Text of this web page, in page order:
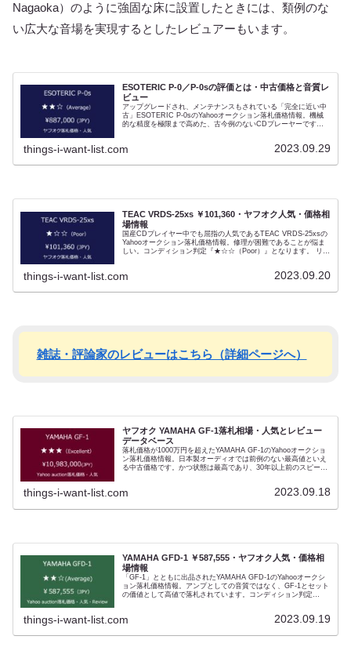
Nagaoka）のように強固な床に設置したときには、類例のな
い広大な音場を実現するとしたレビュアーもいます。
ESOTERIC P-0／P-0sの評価とは・中古価格と音質レ
ビュー
アップグレードされ、メンテナンスもされている「完全に近い中
古」ESOTERIC P-0sのYahooオークション落札価格情報。機械
的な精度を極限まで高めた、古今例のないCDプレーヤーです。
少ない（側面の画像皆無）。またメンテナンスの実施時期も不明
テナンスでは意味がないため。デジタルデータの補正を最小と
P0」にアップグレードされたP-0sは24ビット・176.4ｋHzへの
D/Dアップコンバート機能も有していますが、当初予定された
SACDへの対応は行われないまま終わりました。
things-i-want-list.com 2023.09.29
TEAC VRDS-25xs ￥101,360・ヤフオク人気・価格相
場情報
国産CDプレイヤー中でも屈指の人気であるTEAC VRDS-25xsの
Yahooオークション落札価格情報。修理が困難であることが悩ま
しい。コンディション判定『★☆☆（Poor）』となります。 リモ
リモコンの電池室が液漏れしているCDプレーヤーはなぜか本体
意するべきは光ピックアップです。TEACは8年を経過するとサポ
CDプレーヤーとして導入しています。
things-i-want-list.com 2023.09.20
雑誌・評論家のレビューはこちら（詳細ページへ）
ヤフオク YAMAHA GF-1落札相場・人気とレビュー
データベース
落札価格が1000万円を超えたYAMAHA GF-1のYahooオークショ
ン落札価格情報。日本製オーディオでは前例のない最高値といえ
る中古価格です。かつ状態は最高であり、30年以上前のスピーカ
ほど管理が行き届いており、振動板・キャビネットともに傷ひと
り・専用駆動アンプ（GFD-1）がない状態で
GF-1の指標となるものです。その音質は登場時、雑誌メディアに
おいておおきな話題となったモデル。 日本製オーディオとして最
高価格に位置するスピーカーであり、かつ大企業であるYAMAHA
がまるでガレージメーカーのような開発方針をとったことでも話
題となったオーディオ。30年を経て同様のスピーカーは作ること
ができず、いまや中古は定価の2倍を超える価値をもちました。
同時期の競合スピーカーはVictor SX-1000 Laboratory・
things-i-want-list.com 2023.09.18
YAMAHA GFD-1 ￥587,555・ヤフオク人気・価格相
場情報
「GF-1」とともに出品されたYAMAHA GFD-1のYahooオークシ
ョン落札価格情報。アンプとしての音質ではなく、GF-1とセット
の価値として高値で落札されています。コンディション判定
は単体での落札履歴がほとんどありません。一応
せてはじめて真価を発揮するため、単体のプリメインアンプ
things-i-want-list.com 2023.09.19